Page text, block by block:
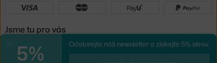
5% Odebírejte náš newsletter a získejte 5% slevu.
Jsme tu pro vás